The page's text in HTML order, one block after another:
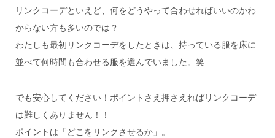
リンクコーデといえど、何をどうやって合わせればいいのかわ
からない方も多いのでは？
わたしも最初リンクコーデをしたときは、持っている服を床に
並べて何時間も合わせる服を選んでいました。笑
でも安心してください！ポイントさえ押さえればリンクコーデ
は難しくありません！！
ポイントは「どこをリンクさせるか」。